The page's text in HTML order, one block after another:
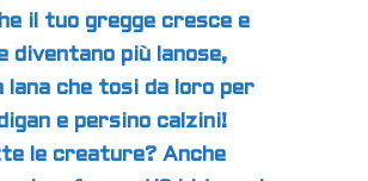
il tuo gregge cresce e
diventano più lanose,
lana che tosi da loro per
e persino calzini!
le creature? Anche